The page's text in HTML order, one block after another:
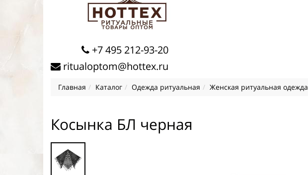
+7 495 212-93-20
ritualoptom@hottex.ru
Главная Каталог Одежда ритуальная Женская ритуальная одежда
Косынка БЛ черная